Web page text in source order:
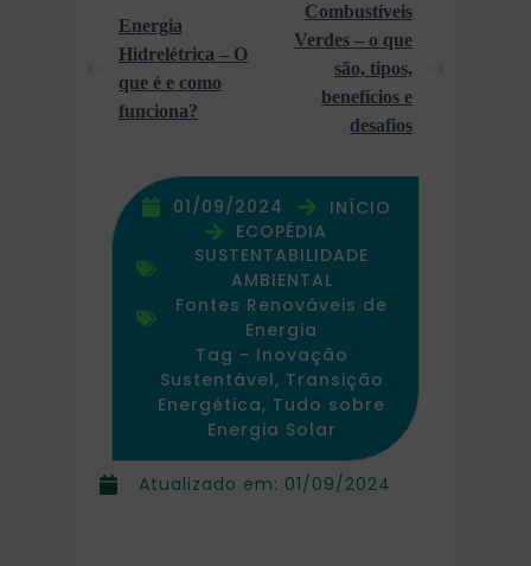
Atualizado em: 01/09/2024
Energia
Hidrelétrica – O
que é e como
funciona?
Combustíveis
Verdes – o que
são, tipos,
benefícios e
desafios
01/09/2024
INÍCIO
ECOPÉDIA
SUSTENTABILIDADE
AMBIENTAL
Fontes Renováveis de
Energia
Tag - Inovação
Sustentável, Transição
Energética, Tudo sobre
Energia Solar